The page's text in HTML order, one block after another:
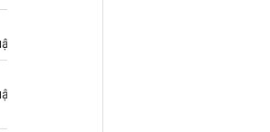
toán tối ưu RMSProp.
toán tối ưu hóa